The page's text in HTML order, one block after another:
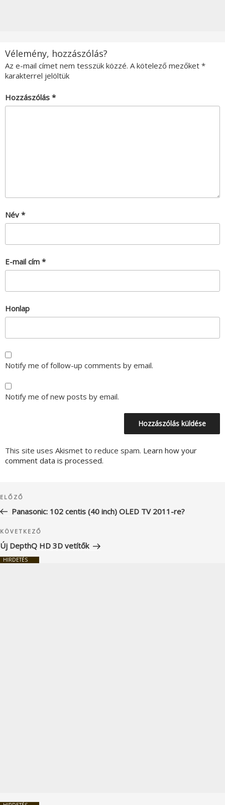
Vélemény, hozzászólás?
Az e-mail címet nem tesszük közzé. A kötelező mezőket *
karakterrel jelöltük
Hozzászólás *
Név *
E-mail cím *
Honlap
Notify me of follow-up comments by email.
Notify me of new posts by email.
This site uses Akismet to reduce spam. Learn how your
comment data is processed.
navigáció
Korábbi
bejegyzés
ELŐZŐ
Panasonic: 102 centis (40 inch) OLED TV 2011-re?
Következő
bejegyzés
KÖVETKEZŐ
Új DepthQ HD 3D vetítők
HIRDETÉS